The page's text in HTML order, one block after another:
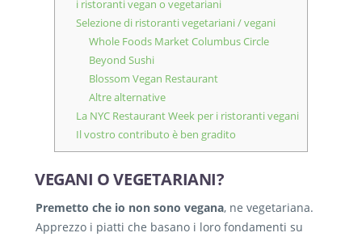
i ristoranti vegan o vegetariani
Selezione di ristoranti vegetariani / vegani
Whole Foods Market Columbus Circle
Beyond Sushi
Blossom Vegan Restaurant
Altre alternative
La NYC Restaurant Week per i ristoranti vegani
Il vostro contributo è ben gradito
VEGANI O VEGETARIANI?
Premetto che io non sono vegana, ne vegetariana.
Apprezzo i piatti che basano i loro fondamenti su